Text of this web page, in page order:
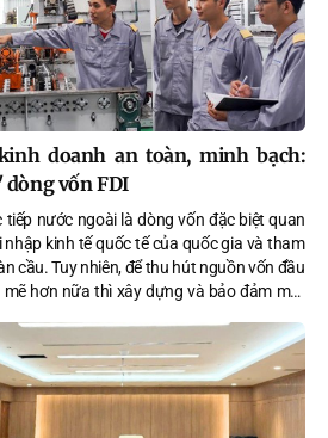
doanh an toàn, minh bạch:
dòng vốn FDI
nước ngoài là dòng vốn đặc biệt quan
kinh tế quốc tế của quốc gia và tham
cầu. Tuy nhiên, để thu hút nguồn vốn đầu
hơn nữa thì xây dựng và bảo đảm một
Việt Nam.